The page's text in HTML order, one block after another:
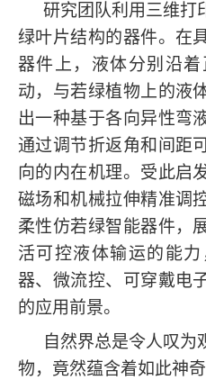
研究团队利用三维打
绿叶片结构的器件。在
器件上，液体分别沿
动，与若绿植物上的液
出一种基于各向异性弯
通过调节折返角和间距
向的内在机理。受此启
磁场和机械拉伸精准调
柔性仿若绿智能器件，
活可控液体输运的能
器、微流控、可穿戴电
的应用前景。
自然界总是令人叹为
物，竟然蕴含着如此神